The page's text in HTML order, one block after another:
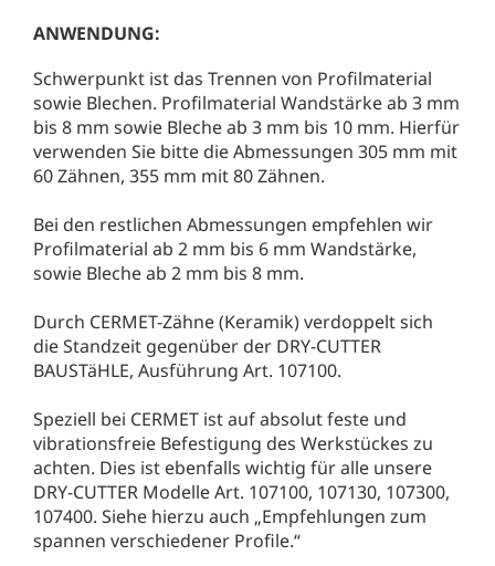
ANWENDUNG:
Schwerpunkt ist das Trennen von Profilmaterial
sowie Blechen. Profilmaterial Wandstärke ab 3 mm
bis 8 mm sowie Bleche ab 3 mm bis 10 mm. Hierfür
verwenden Sie bitte die Abmessungen 305 mm mit
60 Zähnen, 355 mm mit 80 Zähnen.
Bei den restlichen Abmessungen empfehlen wir
Profilmaterial ab 2 mm bis 6 mm Wandstärke,
sowie Bleche ab 2 mm bis 8 mm.
Durch CERMET-Zähne (Keramik) verdoppelt sich
die Standzeit gegenüber der DRY-CUTTER
BAUSTäHLE, Ausführung Art. 107100.
Speziell bei CERMET ist auf absolut feste und
vibrationsfreie Befestigung des Werkstückes zu
achten. Dies ist ebenfalls wichtig für alle unsere
DRY-CUTTER Modelle Art. 107100, 107130, 107300,
107400. Siehe hierzu auch „Empfehlungen zum
spannen verschiedener Profile.“